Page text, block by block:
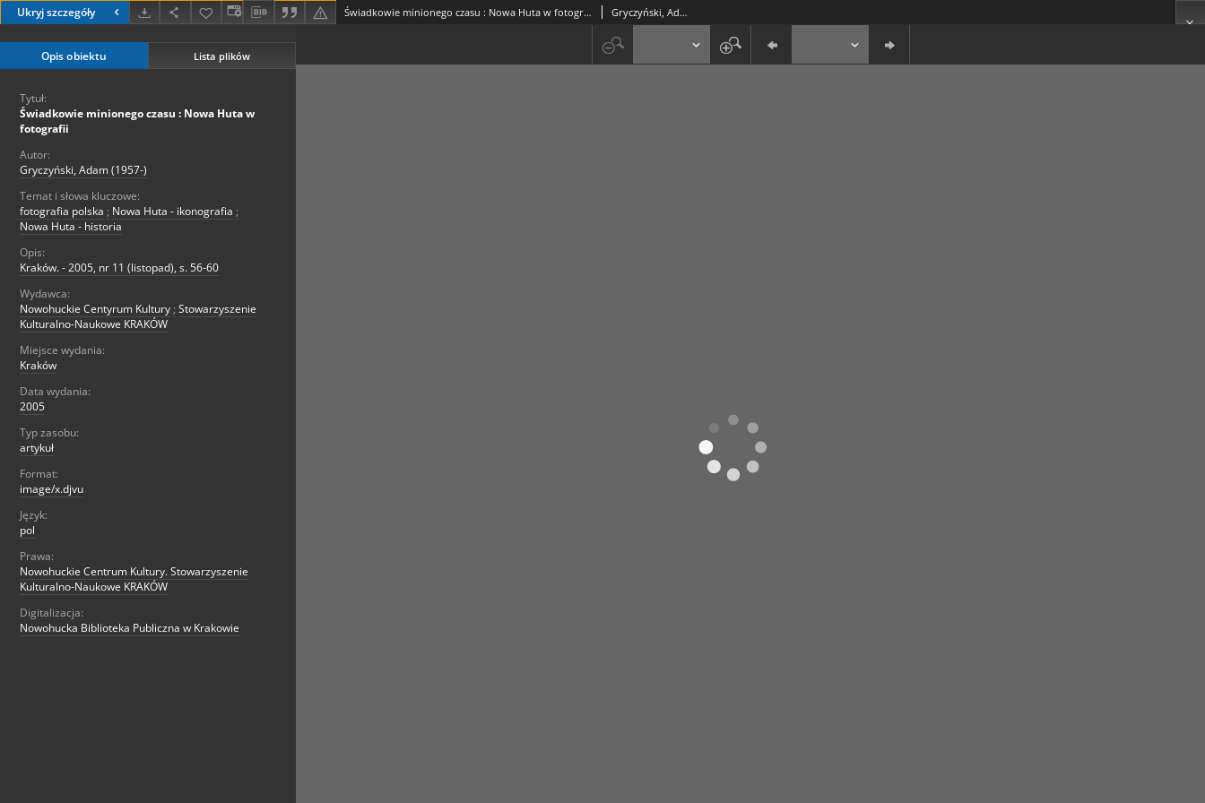
Ukryj szczegóły Świadkowie minionego czasu : Nowa Huta w fotografii Gryczyński, Adam (1957-)
Opis obiektu Lista plików
Tytuł:
Świadkowie minionego czasu : Nowa Huta w
fotografii
Autor:
Gryczyński, Adam (1957-)
Temat i słowa kluczowe:
fotografia polska ; Nowa Huta - ikonografia ;
Nowa Huta - historia
Opis:
Kraków. - 2005, nr 11 (listopad), s. 56-60
Wydawca:
Nowohuckie Centyrum Kultury ; Stowarzyszenie
Kulturalno-Naukowe KRAKÓW
Miejsce wydania:
Kraków
Data wydania:
2005
Typ zasobu:
artykuł
Format:
image/x.djvu
Język:
pol
Prawa:
Nowohuckie Centrum Kultury. Stowarzyszenie
Kulturalno-Naukowe KRAKÓW
Digitalizacja:
Nowohucka Biblioteka Publiczna w Krakowie